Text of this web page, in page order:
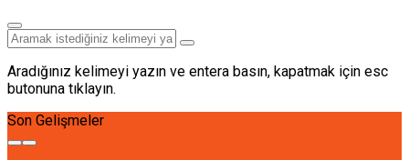
Aradığınız kelimeyi yazın ve entera basın, kapatmak için esc
butonuna tıklayın.
Son Gelişmeler